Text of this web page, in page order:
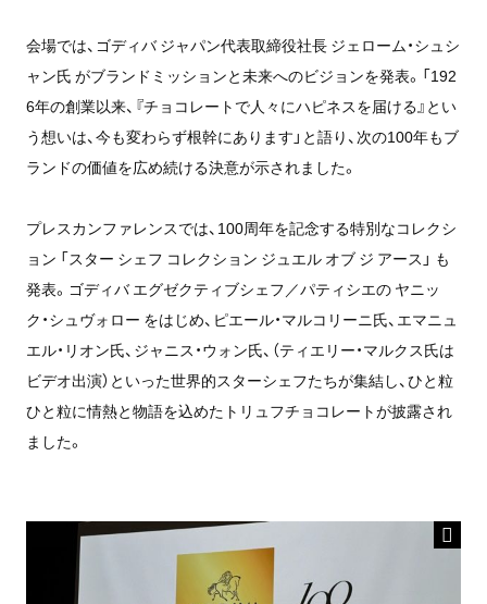
会場では、ゴディバ ジャパン代表取締役社長 ジェローム・シュシ
ャン氏 がブランドミッションと未来へのビジョンを発表。「192
6年の創業以来、『チョコレートで人々にハピネスを届ける』とい
う想いは、今も変わらず根幹にあります」と語り、次の100年もブ
ランドの価値を広め続ける決意が示されました。
プレスカンファレンスでは、100周年を記念する特別なコレクシ
ョン 「スター シェフ コレクション ジュエル オブ ジ アース」 も
発表。ゴディバ エグゼクティブシェフ／パティシエの ヤニッ
ク・シュヴォロー をはじめ、ピエール・マルコリーニ氏、エマニュ
エル・リオン氏、ジャニス・ウォン氏、（ティエリー・マルクス氏は
ビデオ出演）といった世界的スターシェフたちが集結し、ひと粒
ひと粒に情熱と物語を込めたトリュフチョコレートが披露され
ました。